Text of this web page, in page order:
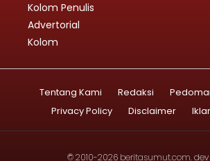
Kolom Penulis
Advertorial
Kolom
Tentang Kami Redaksi
Privacy Policy
Disclaimer
© 2010-2026 beritasumut.com. dev